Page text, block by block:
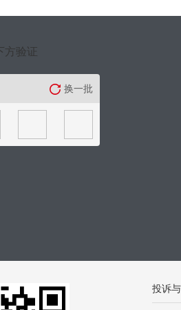
方验证
换一批
投诉